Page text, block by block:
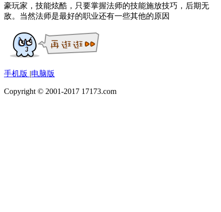
豪玩家，技能炫酷，只要掌握法师的技能施放技巧，后期无
敌。当然法师是最好的职业还有一些其他的原因
手机版 |电脑版
Copyright © 2001-2017 17173.com